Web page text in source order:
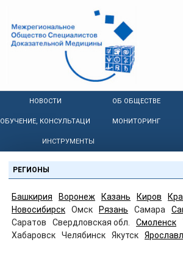
НОВОСТИ ОБ ОБЩЕСТВЕ
ОБУЧЕНИЕ, КОНСУЛЬТАЦИИ МОНИТОРИНГ
ИНСТРУМЕНТЫ
РЕГИОНЫ
Башкирия Воронеж Казань Киров
Новосибирск
Омск Рязань Самара
Саратов
Свердловская обл. Смоленск
Хабаровск
Челябинск Якутск